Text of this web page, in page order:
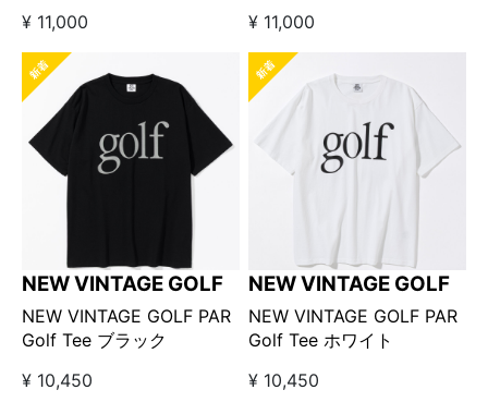
Tee ブルー×イエロー
【GO/LOOK!限定販売】
¥ 11,000
Tee ブラック×グレー
【GO/LOOK!限定販売】
¥ 11,000
NEW VINTAGE GOLF
NEW VINTAGE GOLF PAR
Golf Tee ブラック
¥ 10,450
NEW VINTAGE GOLF
NEW VINTAGE GOLF PAR
Golf Tee ホワイト
¥ 10,450